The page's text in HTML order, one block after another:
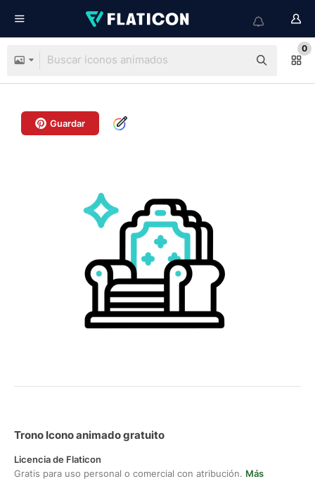
0
Guardar
Trono Icono animado gratuito
Licencia de Flaticon
Gratis para uso personal o comercial con atribución. Más